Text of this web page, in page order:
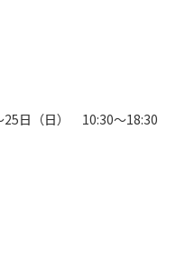
25日（日） 10:30～18:30